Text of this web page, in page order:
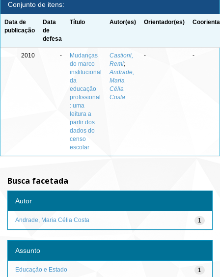
Conjunto de itens:
Data de
publicação
Data
de
defesa
Título Autor(es) Orientador(es)
2010 -
Mudanças
do marco
institucional
da
educação
profissional
: uma
leitura a
partir dos
dados do
censo
escolar
Castioni,
Remi;
Andrade,
Maria
Célia
Costa
- -
Busca facetada
Autor
1
Andrade, Maria Célia Costa
Assunto
1
Educação e Estado